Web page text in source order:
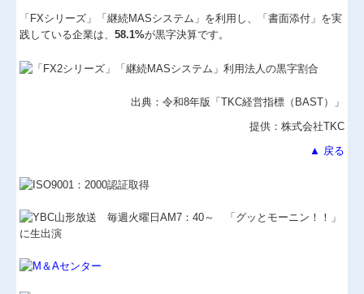
「FXシリーズ」「継続MASシステム」を利用し、「書面添付」を実
践している企業は、58.1%が黒字決算です。
出典：令和8年版「TKC経営指標（BAST）」
提供：株式会社TKC
▲ 戻る